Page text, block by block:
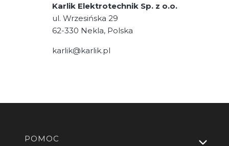
Karlik Elektrotechnik Sp. z o.o.
ul. Wrzesińska 29
62-330 Nekla, Polska
karlik@karlik.pl
Linki w stopce
POMOC